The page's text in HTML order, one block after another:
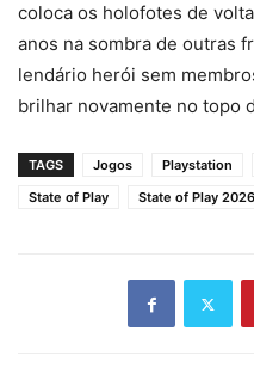
coloca os holofotes de
anos na sombra de outras
lendário herói sem
brilhar novamente no topo
TAGS Jogos Playstation
State of Play
State of Play 2026